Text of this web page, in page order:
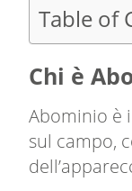
Table of
Chi è
Abominio è
sul campo,